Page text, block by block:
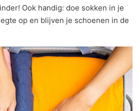
Ook handig: doe sokken in je
op en blijven je schoenen in de